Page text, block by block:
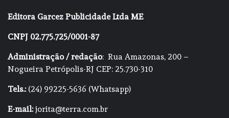
Editora Garcez Publicidade Ltda ME
CNPJ 02.775.725/0001-87
Administração / redação: Rua Amazonas, 200 –
Nogueira Petrópolis-RJ CEP: 25.730-310
Tels.:(24) 99225-5636 (Whatsapp)
E-mail:jorita@terra.com.br